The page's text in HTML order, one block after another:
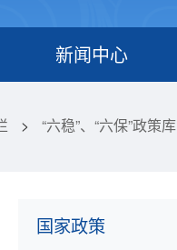
新闻中心
> “六稳”、“六保”政策库
国家政策